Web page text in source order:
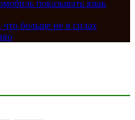
показывать язык
больше не в силах